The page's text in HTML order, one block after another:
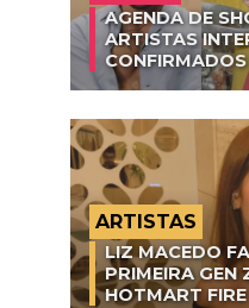
AGENDA DE
ARTISTAS
ARTISTAS
LIZ MACEDO
PRIMEIRA GEN
HOTMART